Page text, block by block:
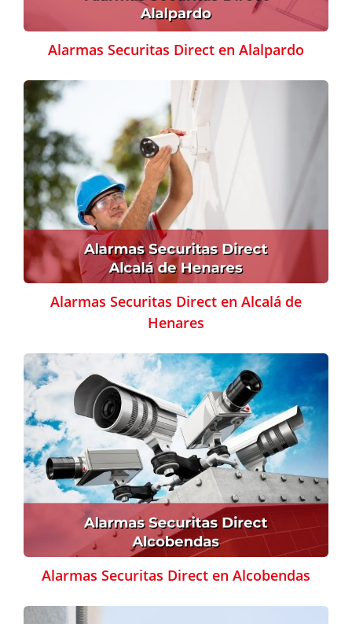
Alarmas Securitas Direct en Alalpardo
Alarmas Securitas Direct en Alcalá de
Henares
Alarmas Securitas Direct en Alcobendas